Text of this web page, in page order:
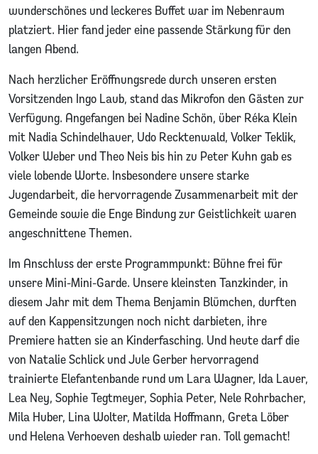
wunderschönes und leckeres Buffet war im Nebenraum
platziert. Hier fand jeder eine passende Stärkung für den
langen Abend.
Nach herzlicher Eröffnungsrede durch unseren ersten
Vorsitzenden Ingo Laub, stand das Mikrofon den Gästen zur
Verfügung. Angefangen bei Nadine Schön, über Réka Klein
mit Nadia Schindelhauer, Udo Recktenwald, Volker Teklik,
Volker Weber und Theo Neis bis hin zu Peter Kuhn gab es
viele lobende Worte. Insbesondere unsere starke
Jugendarbeit, die hervorragende Zusammenarbeit mit der
Gemeinde sowie die Enge Bindung zur Geistlichkeit waren
angeschnittene Themen.
Im Anschluss der erste Programmpunkt: Bühne frei für
unsere Mini-Mini-Garde. Unsere kleinsten Tanzkinder, in
diesem Jahr mit dem Thema Benjamin Blümchen, durften
auf den Kappensitzungen noch nicht darbieten, ihre
Premiere hatten sie an Kinderfasching. Und heute darf die
von Natalie Schlick und Jule Gerber hervorragend
trainierte Elefantenbande rund um Lara Wagner, Ida Lauer,
Lea Ney, Sophie Tegtmeyer, Sophia Peter, Nele Rohrbacher,
Mila Huber, Lina Wolter, Matilda Hoffmann, Greta Löber
und Helena Verhoeven deshalb wieder ran. Toll gemacht!